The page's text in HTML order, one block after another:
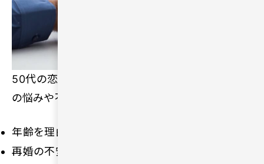
50代の恋愛や婚活には、若い頃にはなかった特有
の悩みや不安がつきまといます。
年齢を理由に相手にされないのではと不安になる
再婚の不安や子ども・家族との関係に悩みがある